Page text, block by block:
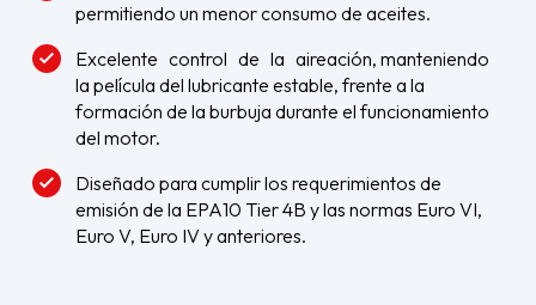
permitiendo un menor consumo de aceites.
Excelente control de la aireación, manteniendo
la película del lubricante estable, frente a la
formación de la burbuja durante el funcionamiento
del motor.
Diseñado para cumplir los requerimientos de
emisión de la EPA10 Tier 4B y las normas Euro VI,
Euro V, Euro IV y anteriores.